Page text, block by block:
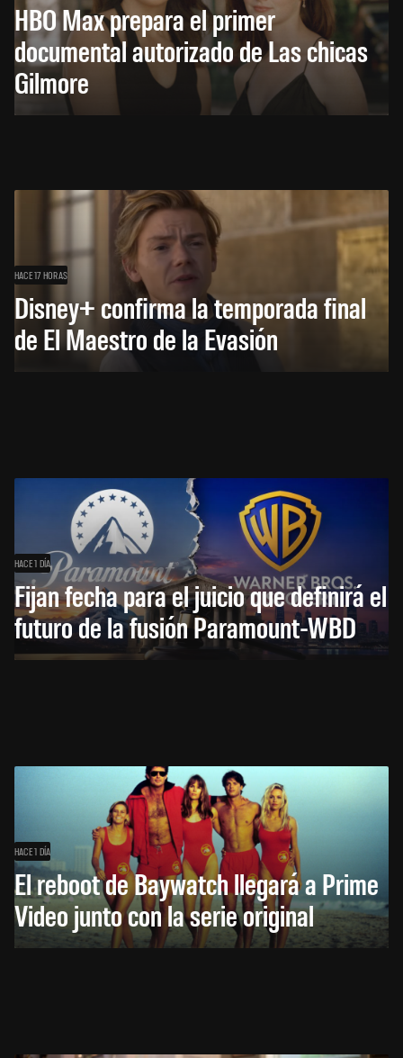
HBO Max prepara el primer
documental autorizado de Las chicas
Gilmore
HACE 17 HORAS
Disney+ confirma la temporada final
de El Maestro de la Evasión
HACE 1 DÍA
Fijan fecha para el juicio que definirá el
futuro de la fusión Paramount-WBD
HACE 1 DÍA
El reboot de Baywatch llegará a Prime
Video junto con la serie original